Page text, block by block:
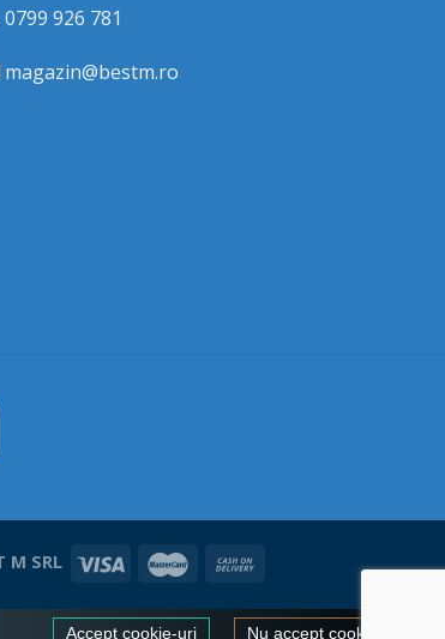
0799 926 781
magazin@bestm.ro
M SRL
Nu accept cookie-uri
Accept cookie-uri